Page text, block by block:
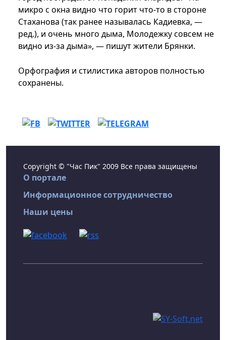
микро с окна видно что горит что-то в стороне
Стаханова (так ранее называлась Кадиевка, —
ред.), и очень много дыма, Молодежку совсем не
видно из-за дыма», — пишут жители Брянки.
Орфография и стилистика авторов полностью
сохранены.
Copyright © "Час Пик" 2009 Все права защищены
О портале
Информационное сотрудничество
Наши цены